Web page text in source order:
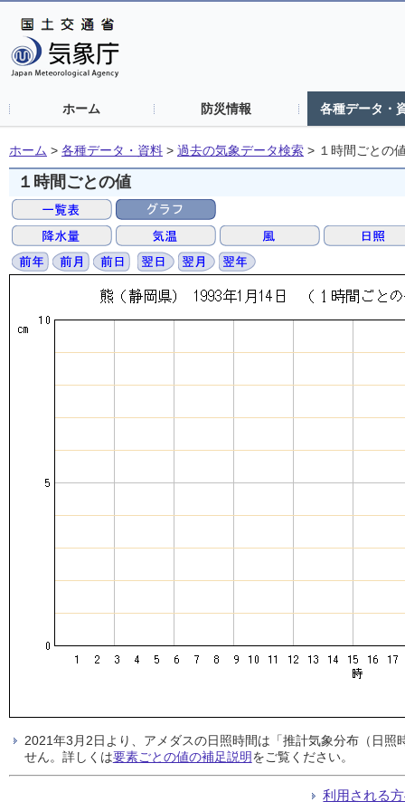
ホーム 防災情報 各種データ・
ホーム > 各種データ・資料 > 過去の気象データ検索 > １時間ごとの
１時間ごとの値
2021年3月2日より、アメダスの日照時間は「推計気象分布（日
せん。詳しくは要素ごとの値の補足説明をご覧ください。
利用される